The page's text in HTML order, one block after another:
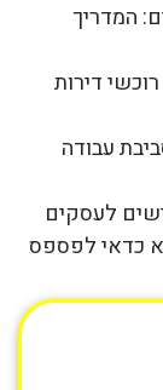
המדריך
דירות
עבודה
לעסקים